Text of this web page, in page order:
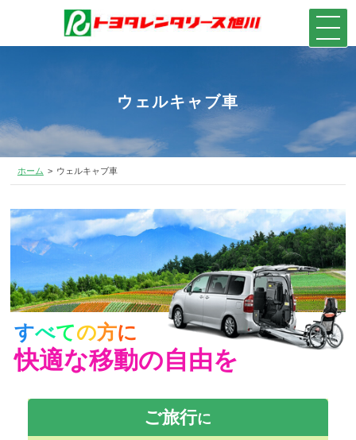
ウェルキャブ車
ホーム ウェルキャブ車
すべての方に
快適な移動の自由を
ご旅行に